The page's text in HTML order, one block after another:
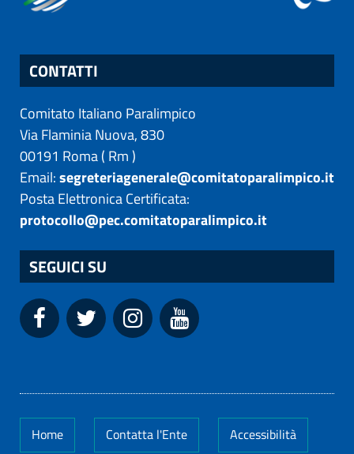
CONTATTI
Comitato Italiano Paralimpico
Via Flaminia Nuova, 830
00191 Roma( Rm)
Email:segreteriagenerale@comitatoparalimpico.it
Posta Elettronica Certificata:
protocollo@pec.comitatoparalimpico.it
SEGUICI SU
Home Contatta l'Ente Accessibilità